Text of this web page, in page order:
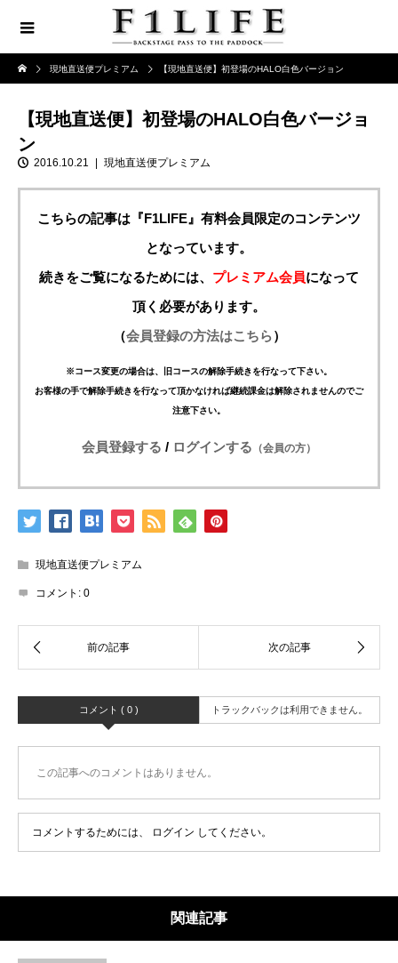
現地直送便プレミアム 【現地直送便】初登場のHALO白色バージョン
【現地直送便】初登場のHALO白色バージョ
ン
2016.10.21 現地直送便プレミアム
こちらの記事は『F1LIFE』有料会員限定のコンテンツ
となっています。
続きをご覧になるためには、 プレミアム会員になって
頂く必要があります。
（会員登録の方法はこちら）
※コース変更の場合は、旧コースの解除手続きを行なって下さい。
お客様の手で解除手続きを行なって頂かなければ継続課金は解除されませんのでご
注意下さい。
会員登録する / ログインする （会員の方）
現地直送便プレミアム
コメント: 0
コメント ( 0 ) トラックバックは利用できません。
この記事へのコメントはありません。
コメントするためには、 ログイン してください。
関連記事